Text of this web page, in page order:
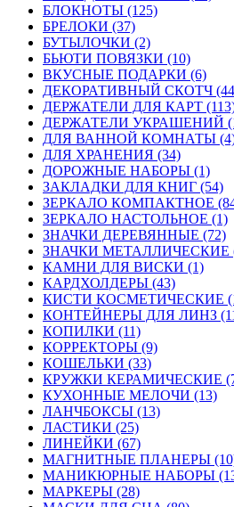
БЛОКНОТЫ (125)
БРЕЛОКИ (37)
БУТЫЛОЧКИ (2)
БЬЮТИ ПОВЯЗКИ (10)
ВКУСНЫЕ ПОДАРКИ (6)
ДЕКОРАТИВНЫЙ СКОТЧ
ДЕРЖАТЕЛИ ДЛЯ КАРТ
ДЕРЖАТЕЛИ УКРАШЕНИЙ
ДЛЯ ВАННОЙ КОМНАТЫ
ДЛЯ ХРАНЕНИЯ (34)
ДОРОЖНЫЕ НАБОРЫ (1)
ЗАКЛАДКИ ДЛЯ КНИГ (54)
ЗЕРКАЛО КОМПАКТНОЕ
ЗЕРКАЛО НАСТОЛЬНОЕ (1)
ЗНАЧКИ ДЕРЕВЯННЫЕ (72)
ЗНАЧКИ МЕТАЛЛИЧЕСКИЕ
КАМНИ ДЛЯ ВИСКИ (1)
КАРДХОЛДЕРЫ (43)
КИСТИ КОСМЕТИЧЕСКИЕ
КОНТЕЙНЕРЫ ДЛЯ ЛИНЗ
КОПИЛКИ (11)
КОРРЕКТОРЫ (9)
КОШЕЛЬКИ (33)
КРУЖКИ КЕРАМИЧЕСКИЕ
КУХОННЫЕ МЕЛОЧИ (13)
ЛАНЧБОКСЫ (13)
ЛАСТИКИ (25)
ЛИНЕЙКИ (67)
МАГНИТНЫЕ ПЛАНЕРЫ
МАНИКЮРНЫЕ НАБОРЫ
МАРКЕРЫ (28)